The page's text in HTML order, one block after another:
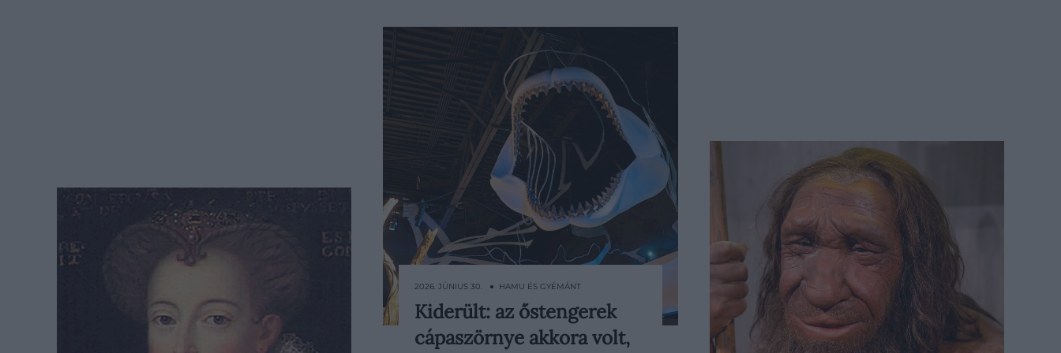
Évtizedekig elveszettnek hitték azt
a dániai megalodonleletet, amely
2026. JÚNIUS 30. ● HAMU ÉS GYÉMÁNT
Kiderült: az őstengerek
cápaszörnye akkora volt,